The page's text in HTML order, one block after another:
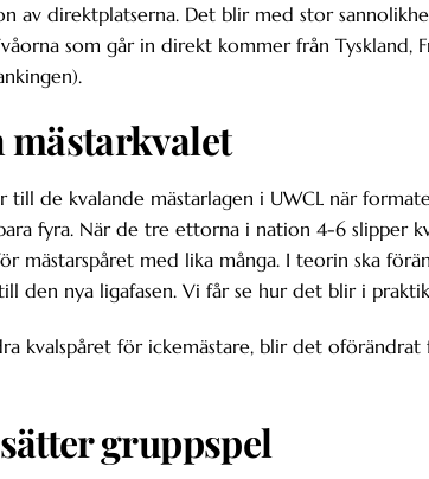
av direktplatserna. Det blir med stor
som går in direkt kommer från Tyskland,
mästarkvalet
till de kvalande mästarlagen i UWCL när
fyra. När de tre ettorna i nation 4-6 slipper
mästarspåret med lika många. I teorin ska
den nya ligafasen. Vi får se hur det blir i
kvalspåret för ickemästare, blir det
gruppspel